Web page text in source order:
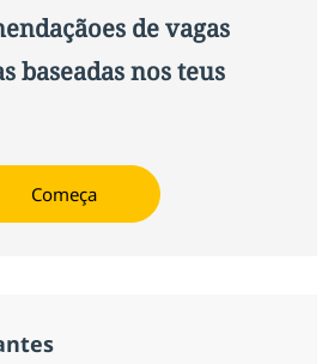
de vagas
baseadas nos teus
Começa